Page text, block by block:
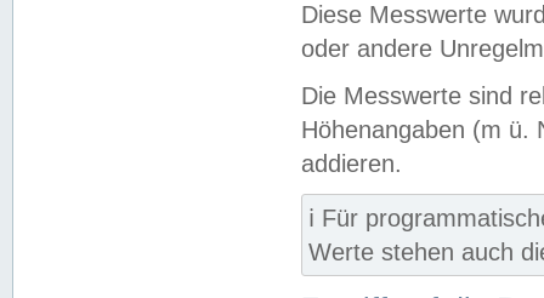
Diese Messwerte
oder andere
Die Messwerte sind
Höhenangaben (m ü.
addieren.
ℹ️ Für
Werte stehen auch